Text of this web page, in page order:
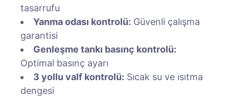
tasarrufu
Yanma odası kontrolü: Güvenli çalışma
garantisi
Genleşme tankı basınç kontrolü:
Optimal basınç ayarı
3 yollu valf kontrolü: Sıcak su ve ısıtma
dengesi